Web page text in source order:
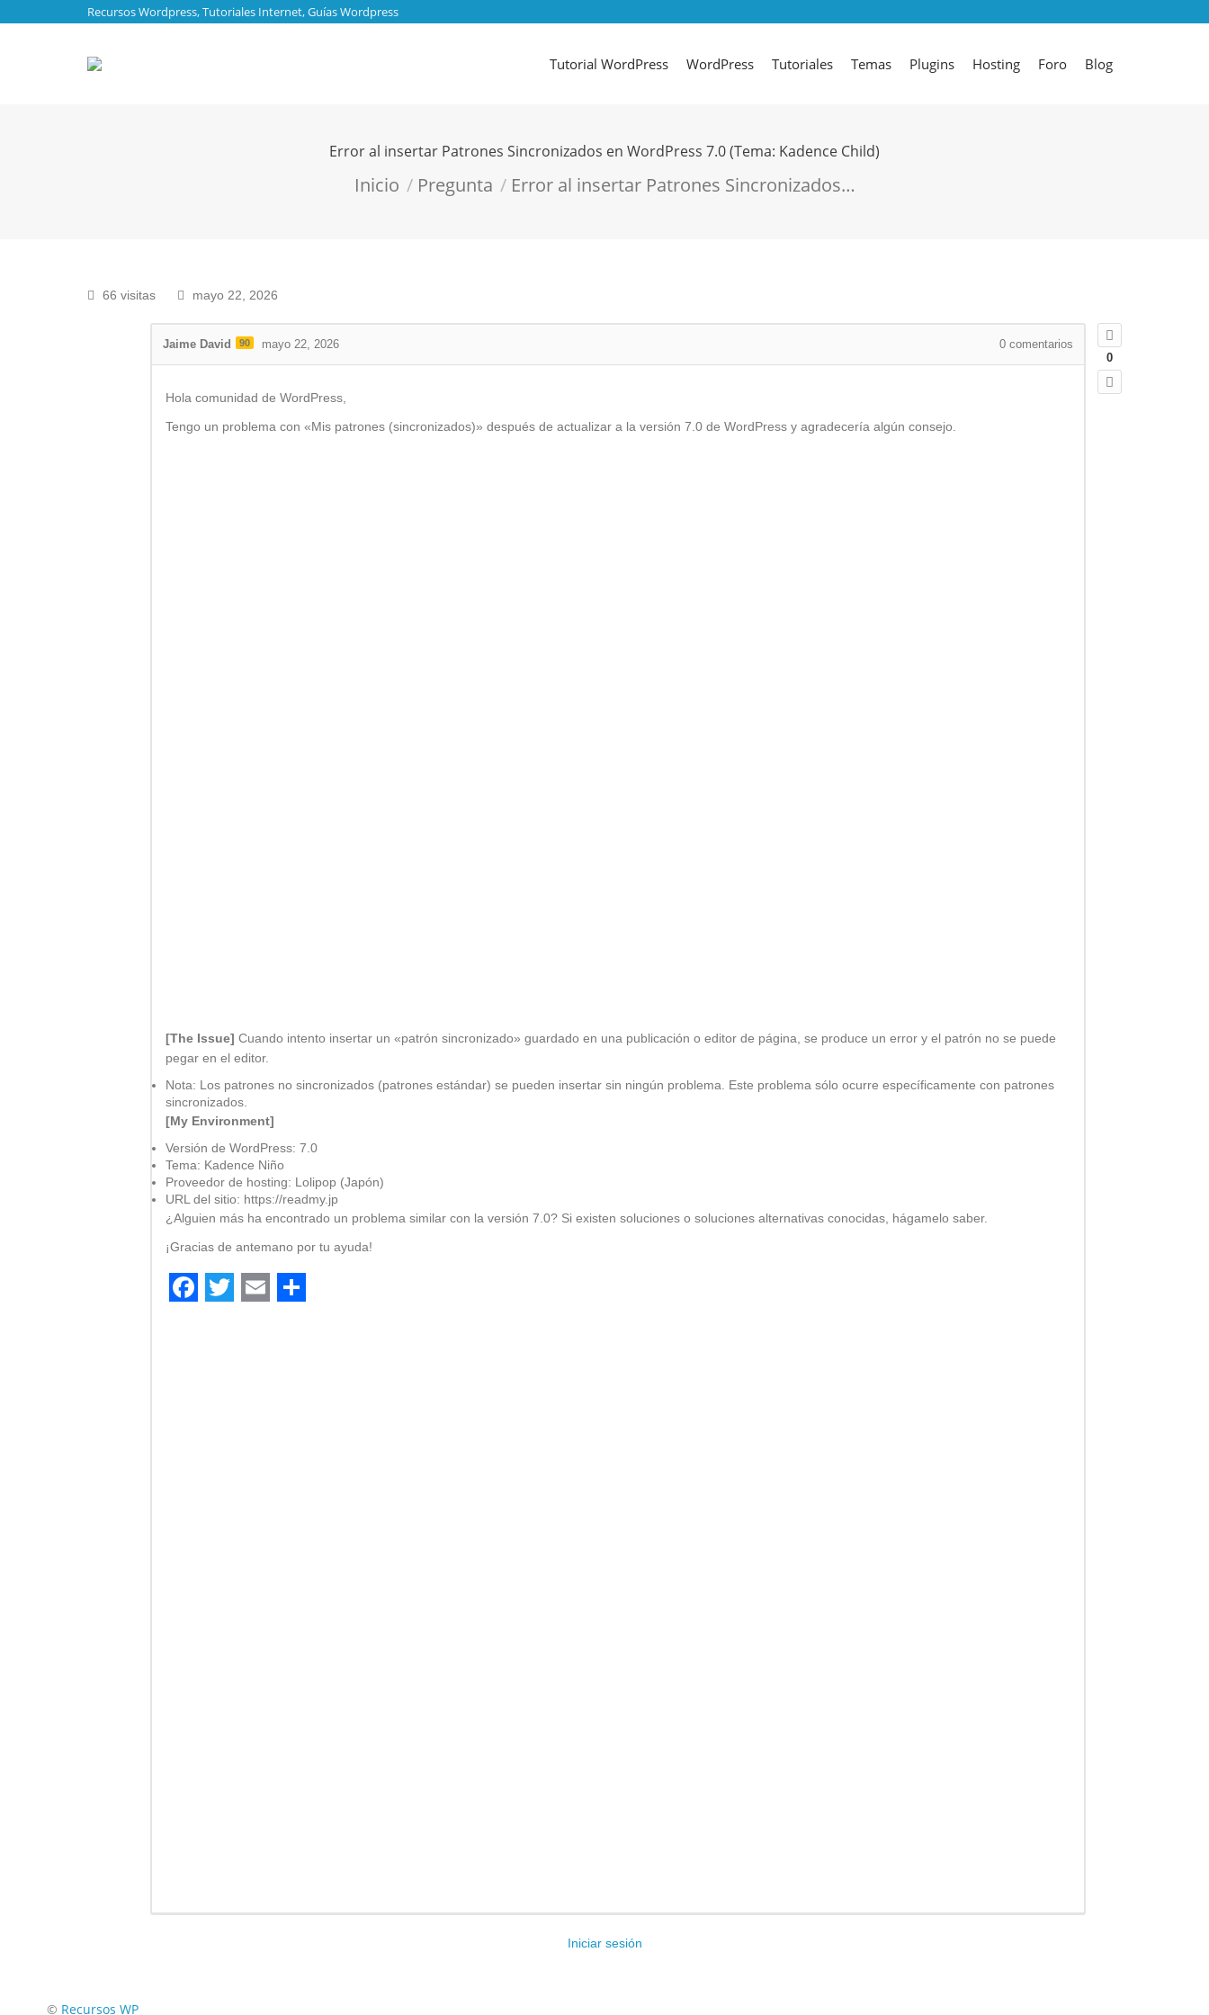
Recursos Wordpress, Tutoriales Internet, Guías Wordpress
Tutorial WordPress WordPress Tutoriales Temas Plugins Hosting Foro Blog
Error al insertar Patrones Sincronizados en WordPress 7.0 (Tema: Kadence Child)
Estás aquí:
Inicio Pregunta Error al insertar Patrones Sincronizados…
66 visitas mayo 22, 2026
0
Jaime David 90 mayo 22, 2026 0 comentarios
Hola comunidad de WordPress,
Tengo un problema con «Mis patrones (sincronizados)» después de actualizar a la versión 7.0 de WordPress y agradecería algún consejo.
[The Issue] Cuando intento insertar un «patrón sincronizado» guardado en una publicación o editor de página, se produce un error y el patrón no se puede
pegar en el editor.
Nota: Los patrones no sincronizados (patrones estándar) se pueden insertar sin ningún problema. Este problema sólo ocurre específicamente con patrones
sincronizados.
[My Environment]
Versión de WordPress: 7.0
Tema: Kadence Niño
Proveedor de hosting: Lolipop (Japón)
URL del sitio: https://readmy.jp
¿Alguien más ha encontrado un problema similar con la versión 7.0? Si existen soluciones o soluciones alternativas conocidas, hágamelo saber.
¡Gracias de antemano por tu ayuda!
Iniciar sesión
Encuéntranos en:
© Recursos WP